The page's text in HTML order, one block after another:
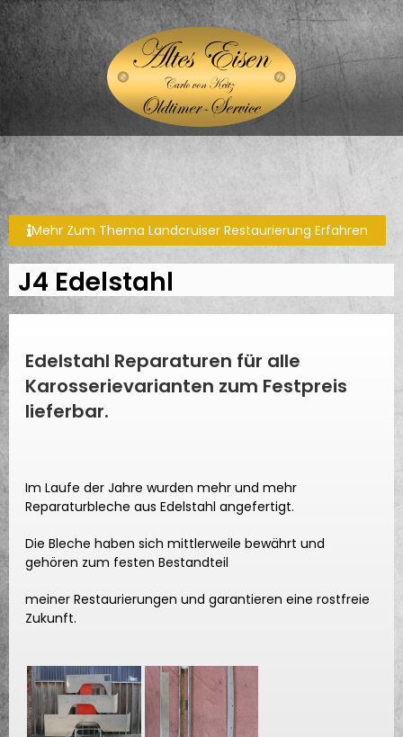
Mehr Zum Thema Landcruiser Restaurierung Erfahren
J4 Edelstahl
Edelstahl Reparaturen für alle
Karosserievarianten zum Festpreis
lieferbar.
Im Laufe der Jahre wurden mehr und mehr
Reparaturbleche aus Edelstahl angefertigt.
Die Bleche haben sich mittlerweile bewährt und
gehören zum festen Bestandteil
meiner Restaurierungen und garantieren eine rostfreie
Zukunft.